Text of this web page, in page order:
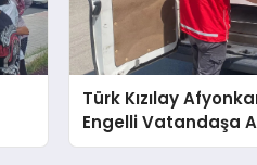
Türk Kızılay
Engelli Vatandaşa
Destek